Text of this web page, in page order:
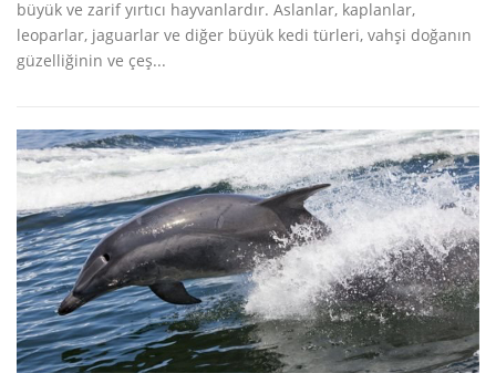
büyük ve zarif yırtıcı hayvanlardır. Aslanlar, kaplanlar,
leoparlar, jaguarlar ve diğer büyük kedi türleri, vahşi doğanın
güzelliğinin ve çeş...